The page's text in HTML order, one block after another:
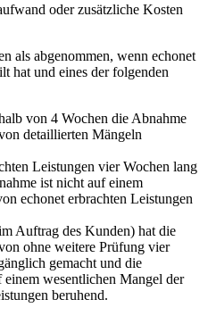
oder zusätzliche Kosten
als abgenommen, wenn echonet
hat und eines der folgenden
von 4 Wochen die Abnahme
detaillierten Mängeln
Leistungen vier Wochen lang
ist nicht auf einem
echonet erbrachten Leistungen
Auftrag des Kunden) hat die
ohne weitere Prüfung vier
gemacht und die
wesentlichen Mangel der
beruhend.